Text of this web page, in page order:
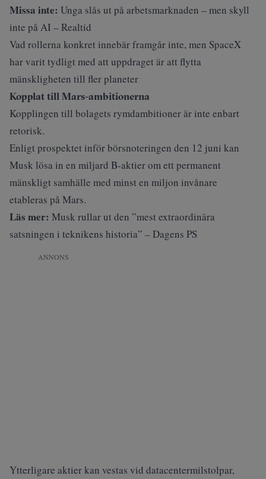
Missa inte: Unga slås ut på arbetsmarknaden – men skyll
inte på AI – Realtid
Vad rollerna konkret innebär framgår inte, men SpaceX
har varit tydligt med att uppdraget är att flytta
mänskligheten till fler planeter
Kopplat till Mars-ambitionerna
Kopplingen till bolagets rymdambitioner är inte enbart
retorisk.
Enligt prospektet inför börsnoteringen den 12 juni kan
Musk lösa in en miljard B-aktier om ett permanent
mänskligt samhälle med minst en miljon invånare
etableras på Mars.
Läs mer: Musk rullar ut den ”mest extraordinära
satsningen i teknikens historia” – Dagens PS
ANNONS
Ytterligare aktier kan vestas vid datacentermilstolpar,